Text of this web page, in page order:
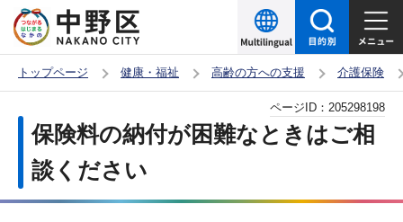
の
ー
トップページ 健康・福祉 高齢の方への支援 介護保険
か
保険料の納付が困難なときはご相
談ください
ページID： 205298198